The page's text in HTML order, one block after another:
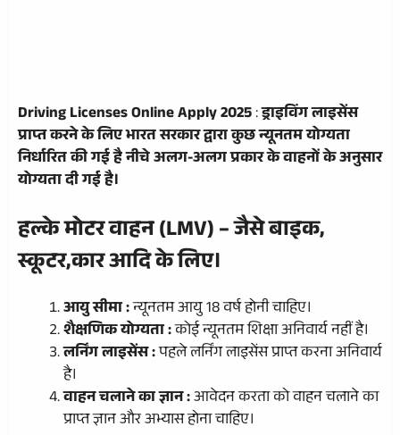
Driving Licenses Online Apply 2025:ड्राइविंग लाइसेंस
प्राप्त करने के लिए भारत सरकार द्वारा कुछ न्यूनतम योग्यता
निर्धारित की गई है नीचे अलग-अलग प्रकार के वाहनों के अनुसार
योग्यता दी गई है।
हल्के मोटर वाहन (LMV) – जैसे बाइक,
स्कूटर,कार आदि के लिए।
आयु सीमा :न्यूनतम आयु 18 वर्ष होनी चाहिए।
शैक्षणिक योग्यता :कोई न्यूनतम शिक्षा अनिवार्य नहीं है।
लर्निंग लाइसेंस :पहले लर्निंग लाइसेंस प्राप्त करना अनिवार्य
है।
वाहन चलाने का ज्ञान :आवेदन करता को वाहन चलाने का
प्राप्त ज्ञान और अभ्यास होना चाहिए।